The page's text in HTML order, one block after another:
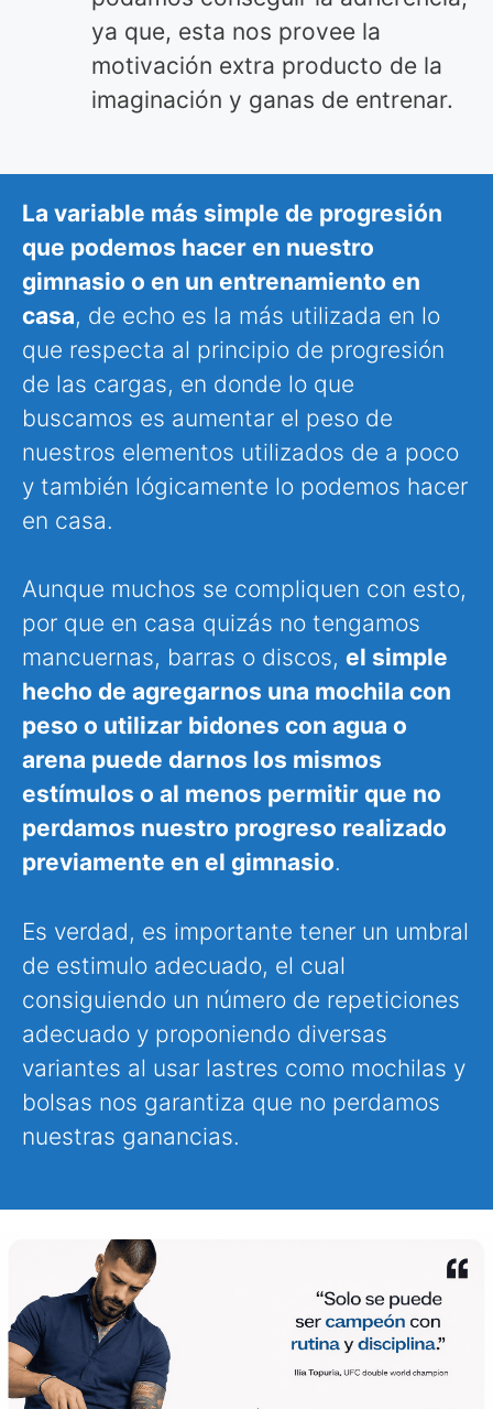
ya que, esta nos provee la
motivación extra producto de la
imaginación y ganas de entrenar.
La variable más simple de progresión
que podemos hacer en nuestro
gimnasio o en un entrenamiento en
casa, de echo es la más utilizada en lo
que respecta al principio de progresión
de las cargas, en donde lo que
buscamos es aumentar el peso de
nuestros elementos utilizados de a poco
y también lógicamente lo podemos hacer
en casa.
Aunque muchos se compliquen con esto,
por que en casa quizás no tengamos
mancuernas, barras o discos, el simple
hecho de agregarnos una mochila con
peso o utilizar bidones con agua o
arena puede darnos los mismos
estímulos o al menos permitir que no
perdamos nuestro progreso realizado
previamente en el gimnasio.
Es verdad, es importante tener un umbral
de estimulo adecuado, el cual
consiguiendo un número de repeticiones
adecuado y proponiendo diversas
variantes al usar lastres como mochilas y
bolsas nos garantiza que no perdamos
nuestras ganancias.